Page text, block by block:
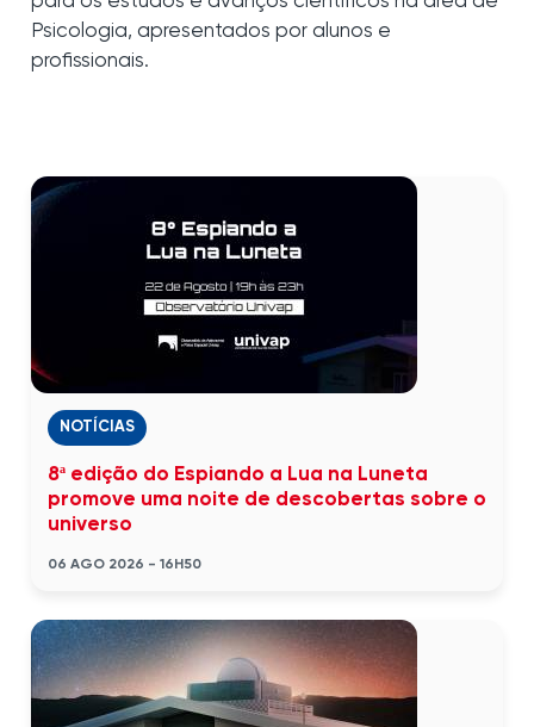
Psicologia, apresentados por alunos e
profissionais.
NOTÍCIAS
8ª edição do Espiando a Lua na Luneta
promove uma noite de descobertas sobre o
universo
06 AGO 2026 - 16H50